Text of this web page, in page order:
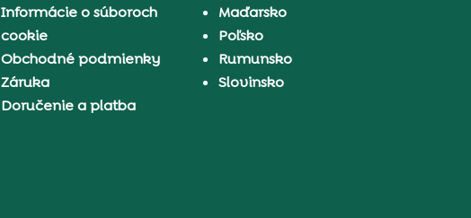
Informácie o súboroch
cookie
Obchodné podmienky
Záruka
Doručenie a platba
Maďarsko
Poľsko
Rumunsko
Slovinsko